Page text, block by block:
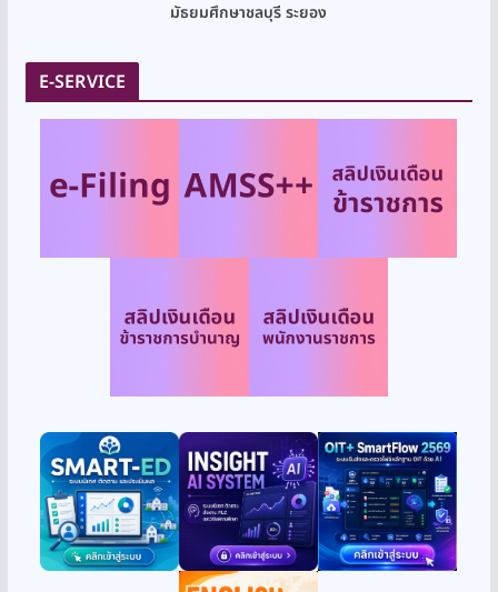
มัธยมศึกษาชลบุรี ระยอง
E-SERVICE